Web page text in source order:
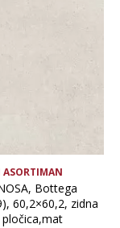
Bottega
60,2×60,2, zidna